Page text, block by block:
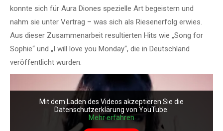
konnte sich für Aura Diones spezielle Art begeistern und
nahm sie unter Vertrag – was sich als Riesenerfolg erwies.
Aus dieser Zusammenarbeit resultierten Hits wie „Song for
Sophie“ und „I will love you Monday“, die in Deutschland
veröffentlicht wurden.
Mit dem Laden des Videos akzeptieren Sie die
Datenschutzerklärung von YouTube.
Mehr erfahren